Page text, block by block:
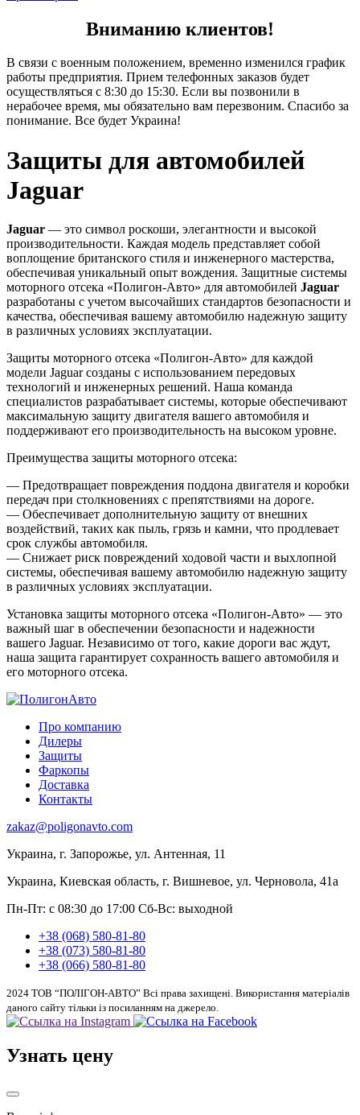
Вниманию клиентов!
В связи с военным положением, временно изменился график
работы предприятия. Прием телефонных заказов будет
осуществляться с 8:30 до 15:30. Если вы позвонили в
нерабочее время, мы обязательно вам перезвоним. Спасибо за
понимание. Все будет Украина!
Защиты для автомобилей
Jaguar
Jaguar — это символ роскоши, элегантности и высокой
производительности. Каждая модель представляет собой
воплощение британского стиля и инженерного мастерства,
обеспечивая уникальный опыт вождения. Защитные системы
моторного отсека «Полигон-Авто» для автомобилей Jaguar
разработаны с учетом высочайших стандартов безопасности и
качества, обеспечивая вашему автомобилю надежную защиту
в различных условиях эксплуатации.
Защиты моторного отсека «Полигон-Авто» для каждой
модели Jaguar созданы с использованием передовых
технологий и инженерных решений. Наша команда
специалистов разрабатывает системы, которые обеспечивают
максимальную защиту двигателя вашего автомобиля и
поддерживают его производительность на высоком уровне.
Преимущества защиты моторного отсека:
— Предотвращает повреждения поддона двигателя и коробки
передач при столкновениях с препятствиями на дороге.
— Обеспечивает дополнительную защиту от внешних
воздействий, таких как пыль, грязь и камни, что продлевает
срок службы автомобиля.
— Снижает риск повреждений ходовой части и выхлопной
системы, обеспечивая вашему автомобилю надежную защиту
в различных условиях эксплуатации.
Установка защиты моторного отсека «Полигон-Авто» — это
важный шаг в обеспечении безопасности и надежности
вашего Jaguar. Независимо от того, какие дороги вас ждут,
наша защита гарантирует сохранность вашего автомобиля и
его моторного отсека.
Про компанию
Дилеры
Защиты
Фаркопы
Доставка
Контакты
zakaz@poligonavto.com
Украина, г. Запорожье, ул. Антенная, 11
Украина, Киевская область, г. Вишневое, ул. Черновола, 41а
Пн-Пт: с 08:30 до 17:00 Сб-Вс: выходной
+38 (068) 580-81-80
+38 (073) 580-81-80
+38 (066) 580-81-80
2024 ТОВ “ПОЛІГОН-АВТО” Всі права захищені. Використання матеріалів
даного сайту тільки із посиланням на джерело.
Узнать цену